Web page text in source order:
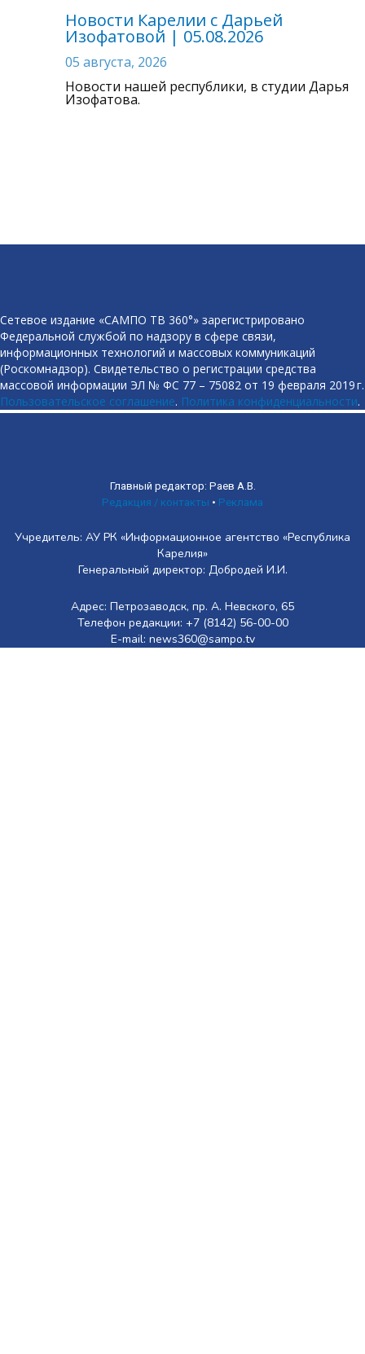
Новости Карелии с Дарьей
Изофатовой | 05.08.2026
05 августа, 2026
Новости нашей республики, в студии Дарья
Изофатова.
Сетевое издание «САМПО ТВ 360°» зарегистрировано
Федеральной службой по надзору в сфере связи,
информационных технологий и массовых коммуникаций
(Роскомнадзор). Свидетельство о регистрации средства
массовой информации ЭЛ № ФС 77 – 75082 от 19 февраля 2019 г.
Пользовательское соглашение. Политика конфиденциальности.
Главный редактор: Раев А.В.
Редакция / контакты • Реклама
Учредитель: АУ РК «Информационное агентство «Республика
Карелия»
Генеральный директор: Добродей И.И.
Адрес: Петрозаводск, пр. А. Невского, 65
Телефон редакции: +7 (8142) 56-00-00
E-mail: news360@sampo.tv